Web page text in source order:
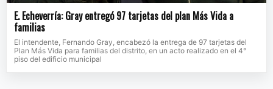
E. Echeverría: Gray entregó 97 tarjetas del plan Más Vida a
familias
El intendente, Fernando Gray, encabezó la entrega de 97 tarjetas del
Plan Más Vida para familias del distrito, en un acto realizado en el 4°
piso del edificio municipal